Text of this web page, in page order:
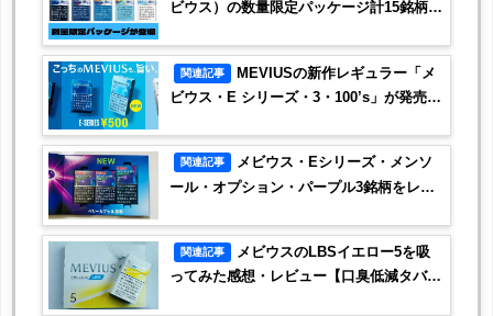
ビウス）の数量限定パッケージ計15銘柄が
関連記事
MEVIUSの新作レギュラー「メ
ビウス・E シリーズ・3・100’s」が発売決
関連記事
メビウス・Eシリーズ・メンソ
ール・オプション・パープル3銘柄をレビ
関連記事
メビウスのLBSイエロー5を吸
ってみた感想・レビュー【口臭低減タバ